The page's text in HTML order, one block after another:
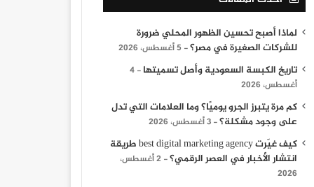
لماذا أصبح تحسين الظهور المحلي ضرورة
للشركات الصغيرة في مصر؟
5 أغسطس، 2026
تاريخ الكبسة السعودية وأصل تسميتها
4
أغسطس، 2026
كم مرة يتبرز الجرو يوميًا؟ وما العلامات التي تدل
على وجود مشكلة؟
3 أغسطس، 2026
كيف غيّرت best digital marketing agency طريقة
انتشار الأخبار في العصر الرقمي؟
2 أغسطس،
2026